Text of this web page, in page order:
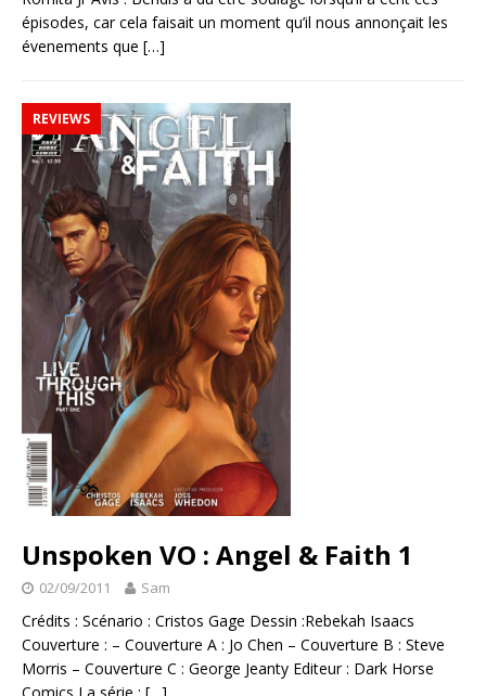
épisodes, car cela faisait un moment qu’il nous annonçait les
évenements que […]
REVIEWS
Unspoken VO : Angel & Faith 1
02/09/2011 Sam
Crédits : Scénario : Cristos Gage Dessin :Rebekah Isaacs
Couverture : – Couverture A : Jo Chen – Couverture B : Steve
Morris – Couverture C : George Jeanty Editeur : Dark Horse